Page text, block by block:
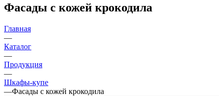
Фасады с кожей крокодила
Главная
—
Каталог
—
Продукция
—
Шкафы-купе
—Фасады с кожей крокодила